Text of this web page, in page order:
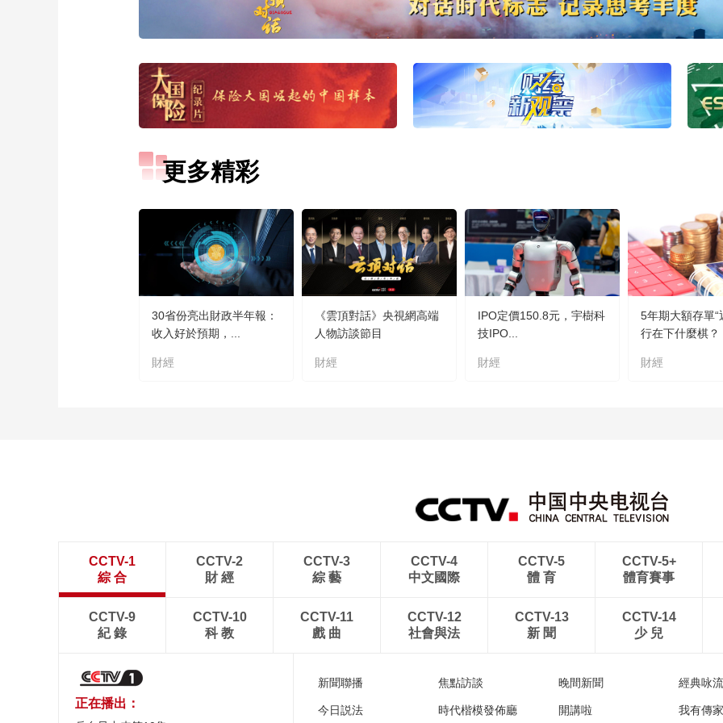
更多精彩
30省份亮出財政半年報：
收入好於預期，...
財經
《雲頂對話》央視網高端
人物訪談節目
財經
IPO定價150.8元，宇樹科
技IPO...
財經
5年期大額存單“
行在下什麼棋？
財經
CCTV-1
綜 合
CCTV-2
財 經
CCTV-3
綜 藝
CCTV-4
中文國際
CCTV-5
體 育
CCTV-5+
體育賽事
CCTV-9
紀 錄
CCTV-10
科 教
CCTV-11
戲 曲
CCTV-12
社會與法
CCTV-13
新 聞
CCTV-14
少 兒
正在播出：
新聞聯播 焦點訪談 晚間新聞 經典咏
今日説法 時代楷模發佈廳 開講啦 我有傳